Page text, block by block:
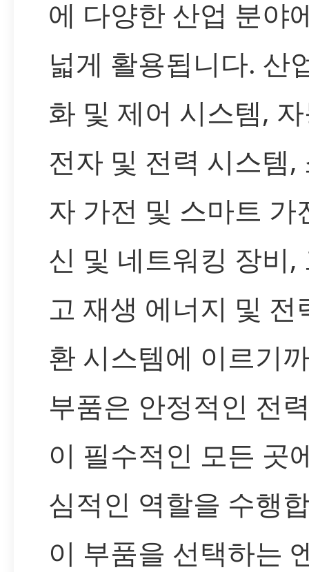
에 다양한 산업 분야
넓게 활용됩니다. 산
화 및 제어 시스템,
전자 및 전력 시스템,
자 가전 및 스마트 가
신 및 네트워킹 장비,
고 재생 에너지 및 전
환 시스템에 이르기
부품은 안정적인 전
이 필수적인 모든 곳
심적인 역할을 수행
이 부품을 선택하는